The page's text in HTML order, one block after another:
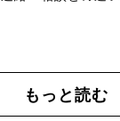
もっと読む